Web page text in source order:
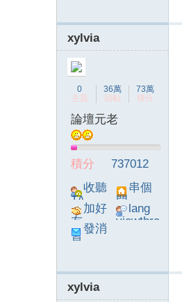
xylvia
0
主題
36萬
回帖
73萬
積分
論壇元老
積分
737012
收聽
TA
串個
門
加好
友
lang
viewthre
發消
息
xylvia